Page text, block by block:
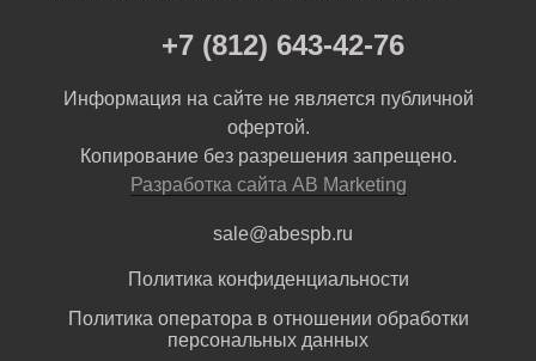
+7 (812) 643-42-76
Информация на сайте не является публичной
офертой.
Копирование без разрешения запрещено.
Разработка сайта AB Marketing
sale@abespb.ru
Политика конфиденциальности
Политика оператора в отношении обработки
персональных данных